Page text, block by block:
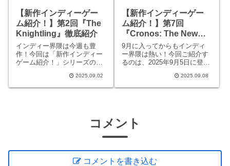
【新作インディーゲー
ム紹介！】第2回『The
Knightling』徹底紹介
インディー界隈は今週も豊
作！今回は「新作インディー
ゲーム紹介！」シリーズの第
リリースされたオープンワー
ルド・アクションアドベンチ
2025.09.02
【新作インディーゲー
ム紹介！】第7回
『Cronos: The New
Dawn』徹底紹介
9月に入ってからもインディ
ー界隈は熱い！今回ご紹介す
るのは、2025年9月5日に登場
『Cronos: The New Dawn』。
『Layers of Fear』や『The
2025.09.08
コメント
コメントを書き込む